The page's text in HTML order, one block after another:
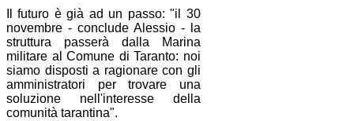
Il futuro è già ad un passo: "il 30
novembre - conclude Alessio - la
struttura passerà dalla Marina
militare al Comune di Taranto: noi
siamo disposti a ragionare con gli
amministratori per trovare una
soluzione nell'interesse della
comunità tarantina".